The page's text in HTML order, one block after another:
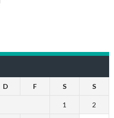
D F S S
1 2